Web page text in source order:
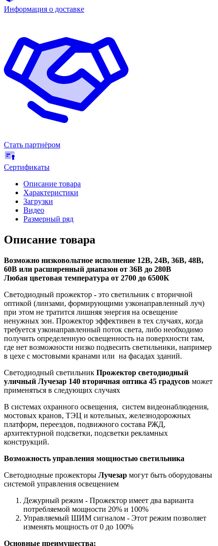
Информация о доставке
Стать партнёром
Сертификаты
Описание товара
Характеристики
Загрузки
Видео
Размерный ряд
Описание товара
Возможно низковольтное исполнение 12В, 24В, 36В, 48В,
60В или расширенный диапазон от 36В до 280В
Любая цветовая температура от 2700 до 6500К
Светодиодный прожектор - это светильник с вторичной
оптикой (линзами, формирующими узконаправленный луч)
при этом не тратится лишняя энергия на освещение
ненужных зон. Прожектор эффективен в тех случаях, когда
требуется узконаправленный поток света, либо необходимо
получить определенную освещенность на поверхности там,
где нет возможности низко подвесить светильники, например
в цехе с мостовыми кранами или на фасадах зданий.
Светодиодный светильник Прожектор светодиодный
уличный Лучезар 140 вторичная оптика 45 градусов может
применяться в следующих случаях
В системах охранного освещения, систем видеонаблюдения,
мостовых кранов, ТЭЦ и котельных, железнодорожных
платформ, переездов, подвижного состава РЖД,
архитектурной подсветки, подсветки рекламных
конструкций.
Возможность управления мощностью светильника
Светодиодные прожекторы Лучезар могут быть оборудованы
системой управления освещением
Дежурный режим - Прожектор имеет два варианта
потребляемой мощности 20% и 100%
Управляемый ШИМ сигналом - Этот режим позволяет
изменять мощность от 0 до 100%
Основные преимущества: